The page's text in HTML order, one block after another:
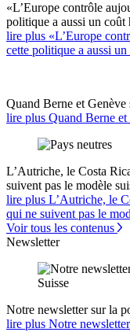
«L’Europe contrôle
politique a aussi un coût
lire plus «L’Europe
cette politique a aussi
Quand Berne et Genève
lire plus Quand Berne
L’Autriche, le Costa
suivent pas le modèle
lire plus L’Autriche, le
qui ne suivent pas le
Voir tous les contenus
Newsletter
Notre newsletter sur la
lire plus Notre